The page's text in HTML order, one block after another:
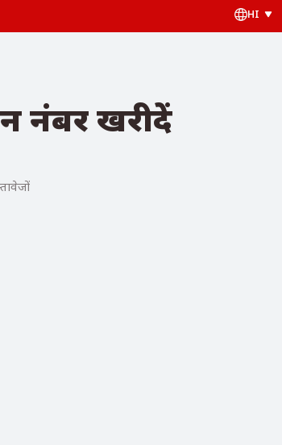
HI
नंबर खरीदें